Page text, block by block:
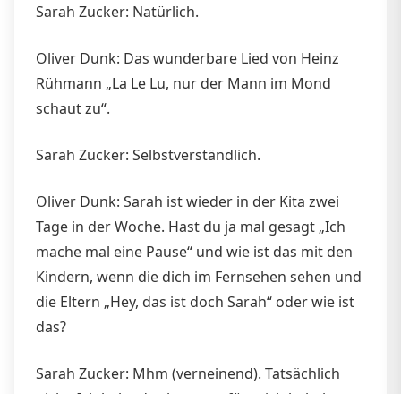
Sarah Zucker: Natürlich.
Oliver Dunk: Das wunderbare Lied von Heinz
Rühmann „La Le Lu, nur der Mann im Mond
schaut zu“.
Sarah Zucker: Selbstverständlich.
Oliver Dunk: Sarah ist wieder in der Kita zwei
Tage in der Woche. Hast du ja mal gesagt „Ich
mache mal eine Pause“ und wie ist das mit den
Kindern, wenn die dich im Fernsehen sehen und
die Eltern „Hey, das ist doch Sarah“ oder wie ist
das?
Sarah Zucker: Mhm (verneinend). Tatsächlich